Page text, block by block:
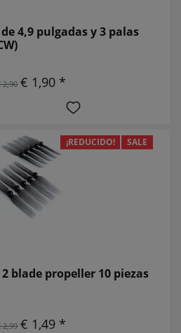
4,9 pulgadas y 3 palas
2,90 € 1,90 *
¡REDUCIDO! SALE
blade propeller 10 piezas
2,99 € 1,49 *